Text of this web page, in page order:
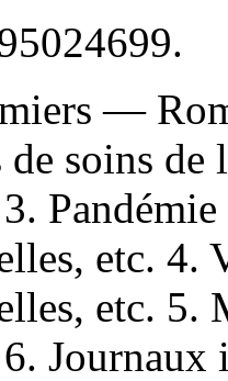
.
—
de soins
etc. 4.
etc.